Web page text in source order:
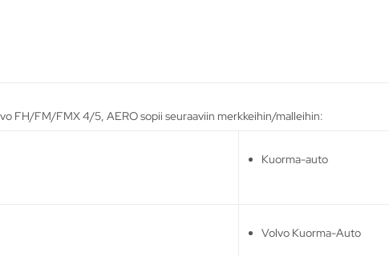
FH/FM/FMX 4/5, AERO sopii seuraaviin merkkeihin/malleihin:
Kuorma-auto
Volvo Kuorma-Auto